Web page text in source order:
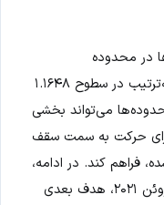
در محدوده
میانگین‌های متحرک ۹ روزه و ۵۰ روزه به‌ترتیب در سطوح ۱.۱۶۴۸
محدوده‌ها می‌تواند بخشی
برای حرکت به سمت سقف
ثبت شده، فراهم کند. در ادامه،
سطح ۱.۱۹۱۸ به‌عنوان بالاترین قیمت از ژوئن ۲۰۲۱، هدف بعدی